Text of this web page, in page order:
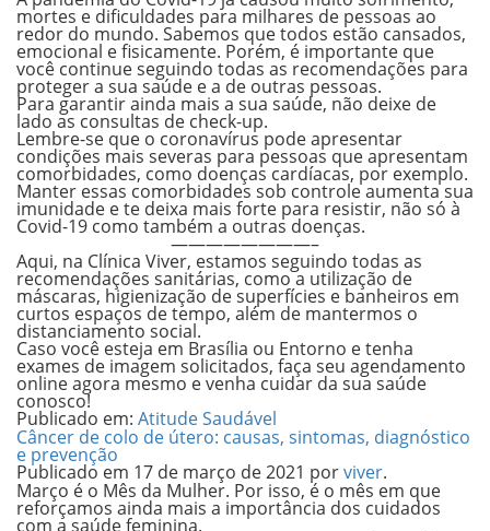
mortes e dificuldades para milhares de pessoas ao
redor do mundo. Sabemos que todos estão cansados,
emocional e fisicamente. Porém, é importante que
você continue seguindo todas as recomendações para
proteger a sua saúde e a de outras pessoas.
Para garantir ainda mais a sua saúde, não deixe de
lado as consultas de check-up.
Lembre-se que o coronavírus pode apresentar
condições mais severas para pessoas que apresentam
comorbidades, como doenças cardíacas, por exemplo.
Manter essas comorbidades sob controle aumenta sua
imunidade e te deixa mais forte para resistir, não só à
Covid-19 como também a outras doenças.
————————–
Aqui, na Clínica Viver, estamos seguindo todas as
recomendações sanitárias, como a utilização de
máscaras, higienização de superfícies e banheiros em
curtos espaços de tempo, além de mantermos o
distanciamento social.
Caso você esteja em Brasília ou Entorno e tenha
exames de imagem solicitados, faça seu agendamento
onlineagora mesmo e venha cuidar da sua saúde
conosco!
Publicado em: Atitude Saudável
Câncer de colo de útero: causas, sintomas, diagnóstico
e prevenção
Publicado em 17 de março de 2021 porviver.
Março é o Mês da Mulher. Por isso, é o mês em que
reforçamos ainda mais a importância dos cuidados
com a saúde feminina.